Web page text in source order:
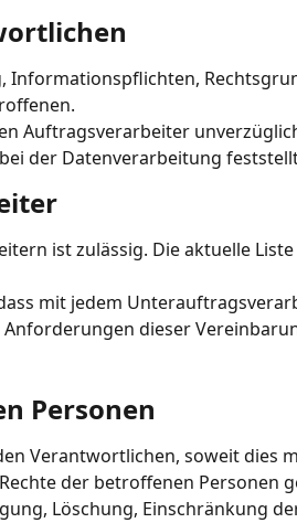
Informationspflichten,
Auftragsverarbeiter
der Datenverarbeitung
ist zulässig. Die aktuelle
mit jedem
dieser
Personen
Verantwortlichen, soweit dies
der betroffenen Personen
Löschung, Einschränkung